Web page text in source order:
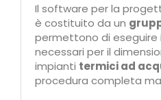
Il software per la
è costituito da un
permettono di eseguire
necessari per il
impianti termici ad
procedura completa